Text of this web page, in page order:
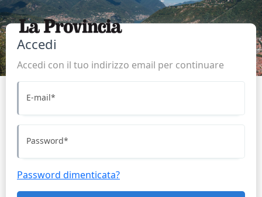
Accedi
Accedi con il tuo indirizzo email per continuare
E-mail*
Password*
Password dimenticata?